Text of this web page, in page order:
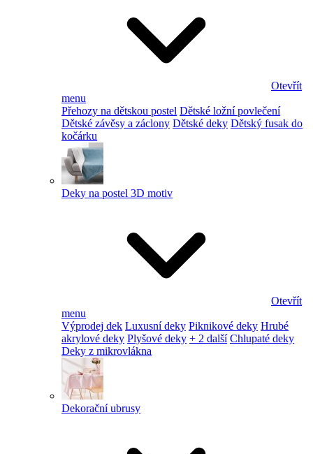
Otevřít
menu
Přehozy na dětskou postel Dětské ložní povlečení
Dětské závěsy a záclony Dětské deky Dětský fusak do
kočárku
Deky na postel 3D motiv
Otevřít
menu
Výprodej dek Luxusní deky Piknikové deky Hrubé
akrylové deky Plyšové deky + 2 další Chlupaté deky
Deky z mikrovlákna
Dekorační ubrusy